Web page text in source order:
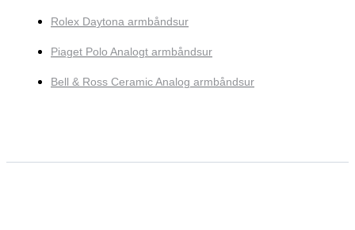
Rolex Daytona armbåndsur
Piaget Polo Analogt armbåndsur
Bell & Ross Ceramic Analog armbåndsur